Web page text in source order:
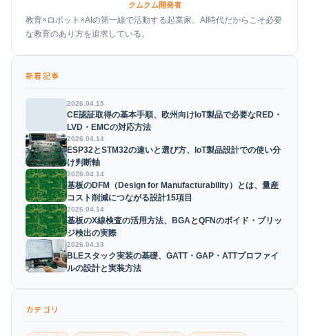
12 未来への展望：デジタルスレッドの一部としての部品登
録
セス
クムクム開発者
教育×ロボット×AIの第一線で活動する起業家。AI時代だからこそ必要
な教育のあり方を追求している。
新着記事
2026.04.15
CE認証取得の基本手順、欧州向けIoT製品で必要なRED・
LVD・EMCの対応方法
2026.04.14
ESP32とSTM32の違いと選び方、IoT製品設計での使い分
け判断軸
2026.04.14
基板のDFM（Design for Manufacturability）とは、量産
コスト削減につながる設計15項目
2026.04.14
基板のX線検査の活用方法、BGAとQFNのボイド・ブリッ
ジ検出の実際
2026.04.13
BLEスタック実装の基礎、GATT・GAP・ATTプロファイ
ルの設計と実装方法
カテゴリ